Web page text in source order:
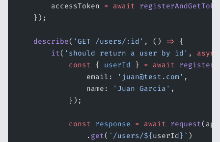
        accessToken
= await
    });
    describe
( 'GET /users/:id' , () =>
{
        it
( 'should return a user by id' , async
            const
{ userId } = await
                email:
'juan@test.com' ,
                name:
'Juan García' ,
            });
            const
response = await request
                .
get( `/users/${userId}` )